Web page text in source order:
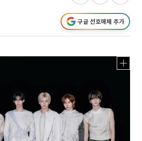
구글 선호매체 추가